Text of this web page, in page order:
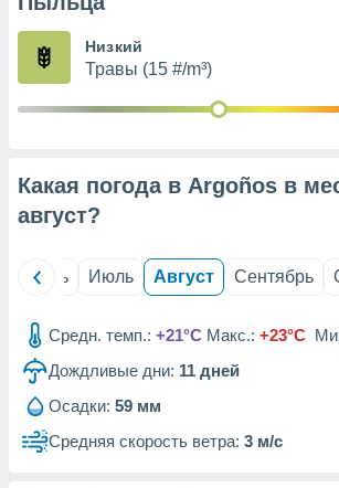
из
рекламы
сведения
Низкий
Травы (15 #/m³)
Какая погода в Argoños в
август?
Июнь Июль Август Сентябрь
Средн. темп.: +21°C Макс.: +23°C
Дождливые дни: 11 дней
Осадки: 59 мм
Средняя скорость ветра: 3 м/с